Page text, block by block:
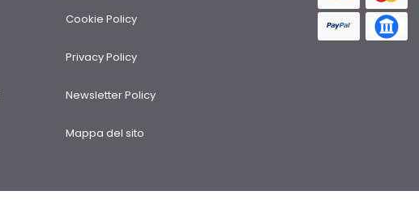
Cookie Policy
Privacy Policy
Newsletter Policy
Mappa del sito